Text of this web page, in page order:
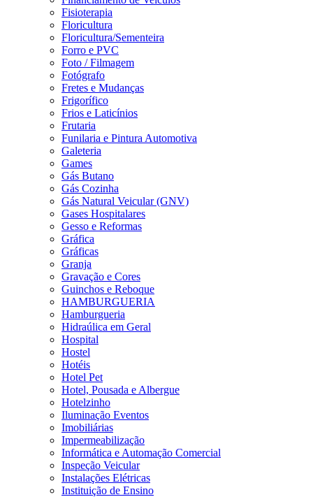
Fisioterapia
Floricultura
Floricultura/Sementeira
Forro e PVC
Foto / Filmagem
Fotógrafo
Fretes e Mudanças
Frigorífico
Frios e Laticínios
Frutaria
Funilaria e Pintura Automotiva
Galeteria
Games
Gás Butano
Gás Cozinha
Gás Natural Veicular (GNV)
Gases Hospitalares
Gesso e Reformas
Gráfica
Gráficas
Granja
Gravação e Cores
Guinchos e Reboque
HAMBURGUERIA
Hamburgueria
Hidraúlica em Geral
Hospital
Hostel
Hotéis
Hotel Pet
Hotel, Pousada e Albergue
Hotelzinho
Iluminação Eventos
Imobiliárias
Impermeabilização
Informática e Automação Comercial
Inspeção Veicular
Instalações Elétricas
Instituição de Ensino